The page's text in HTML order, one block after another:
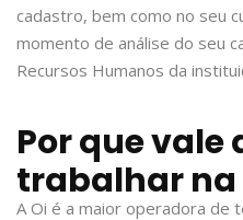
cadastro, bem como no seu
momento de análise do seu
Recursos Humanos da
Por que vale
trabalhar na
A Oi é a maior operadora de